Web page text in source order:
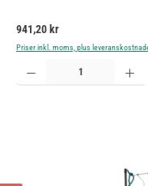
Ordinarie pris:
941,20 kr
Priser inkl. moms, plus
Produktkvantitet: Ange önskat